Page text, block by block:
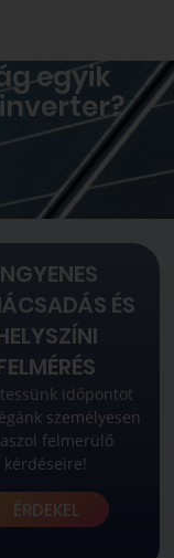
egyik
inverter?
ÉS
időpontot
személyesen
felmerülő
kérdéseire!
ÉRDEKEL